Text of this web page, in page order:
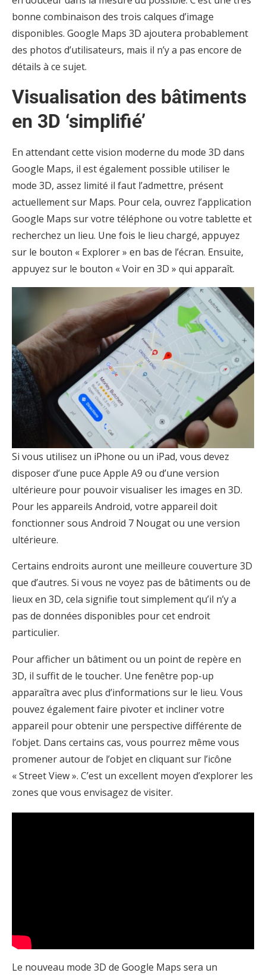
bonne combinaison des trois calques d’image
disponibles. Google Maps 3D ajoutera probablement
des photos d’utilisateurs, mais il n’y a pas encore de
détails à ce sujet.
Visualisation des bâtiments
en 3D ‘simplifié’
En attendant cette vision moderne du mode 3D dans
Google Maps, il est également possible utiliser le
mode 3D, assez limité il faut l’admettre, présent
actuellement sur Maps. Pour cela, ouvrez l’application
Google Maps sur votre téléphone ou votre tablette et
recherchez un lieu. Une fois le lieu chargé, appuyez
sur le bouton « Explorer » en bas de l’écran. Ensuite,
appuyez sur le bouton « Voir en 3D » qui apparaît.
Si vous utilisez un iPhone ou un iPad, vous devez
disposer d’une puce Apple A9 ou d’une version
ultérieure pour pouvoir visualiser les images en 3D.
Pour les appareils Android, votre appareil doit
fonctionner sous Android 7 Nougat ou une version
ultérieure.
Certains endroits auront une meilleure couverture 3D
que d’autres. Si vous ne voyez pas de bâtiments ou de
lieux en 3D, cela signifie tout simplement qu’il n’y a
pas de données disponibles pour cet endroit
particulier.
Pour afficher un bâtiment ou un point de repère en
3D, il suffit de le toucher. Une fenêtre pop-up
apparaîtra avec plus d’informations sur le lieu. Vous
pouvez également faire pivoter et incliner votre
appareil pour obtenir une perspective différente de
l’objet. Dans certains cas, vous pourrez même vous
promener autour de l’objet en cliquant sur l’icône
« Street View ». C’est un excellent moyen d’explorer les
zones que vous envisagez de visiter.
Le nouveau mode 3D de Google Maps sera un